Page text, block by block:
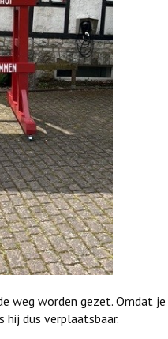
weg worden gezet. Omdat
hij dus verplaatsbaar.